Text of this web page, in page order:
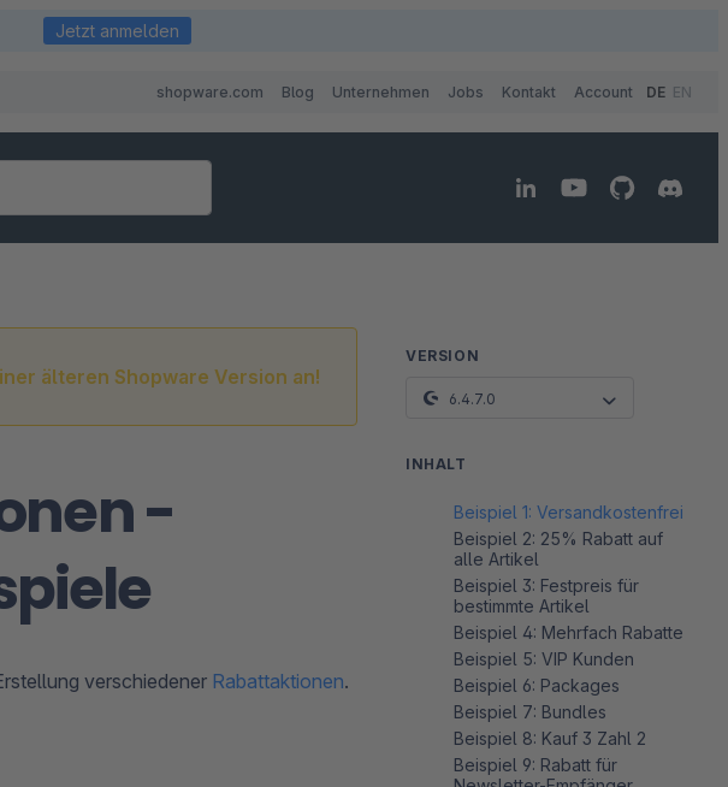
Jetzt anmelden
shopware.com Blog Unternehmen Jobs Kontakt Account DE EN
älteren Shopware Version an!
-
verschiedener Rabattaktionen.
VERSION
6.4.7.0
INHALT
Beispiel 1: Versandkostenfrei
Beispiel 2: 25% Rabatt auf
alle Artikel
Beispiel 3: Festpreis für
bestimmte Artikel
Beispiel 4: Mehrfach Rabatte
Beispiel 5: VIP Kunden
Beispiel 6: Packages
Beispiel 7: Bundles
Beispiel 8: Kauf 3 Zahl 2
Beispiel 9: Rabatt für